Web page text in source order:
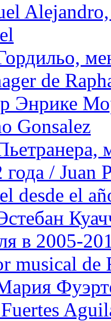
de
Энрике
Gonsalez
года / Juan
desde el
в 2005-
musical de